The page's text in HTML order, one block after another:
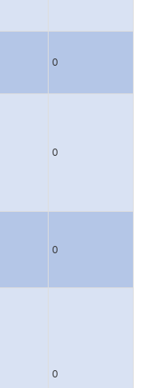
0
0
0
0